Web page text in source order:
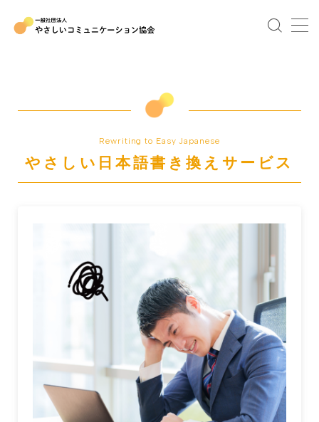
協会概要
Our team
Eラーニング版やさしい日本語講座ー自治体編ー
やさしい日本語（医療）研修
お問い合わせ
Rewriting to Easy Japanese
やさしい日本語書き換えサービス